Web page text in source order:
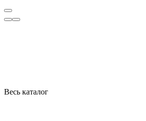
Весь каталог